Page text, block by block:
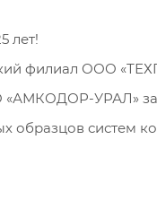
лет!
филиал ООО
«АМКОДОР-УРАЛ»
образцов систем